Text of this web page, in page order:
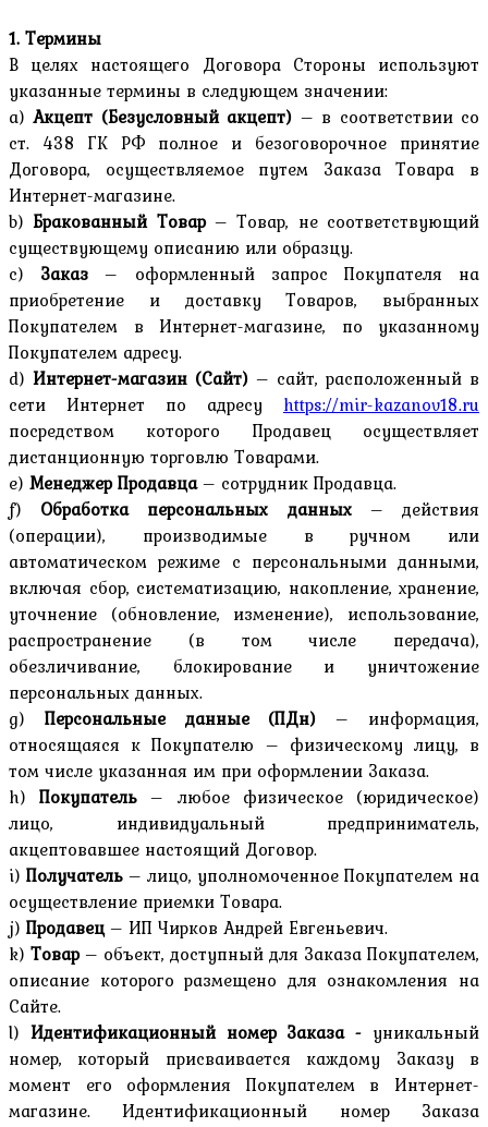
1. Термины
В целях настоящего Договора Стороны используют
указанные термины в следующем значении:
a)Акцепт (Безусловный акцепт) – в соответствии со
ст. 438 ГК РФ полное и безоговорочное принятие
Договора, осуществляемое путем Заказа Товара в
Интернет-магазине.
b)Бракованный Товар– Товар, не соответствующий
существующему описанию или образцу.
c) Заказ – оформленный запрос Покупателя на
приобретение и доставку Товаров, выбранных
Покупателем в Интернет-магазине, по указанному
Покупателем адресу.
d) Интернет-магазин (Сайт) – сайт, расположенный в
сети Интернет по адресу https://mir-kazanov18.ru
посредством которого Продавец осуществляет
дистанционную торговлю Товарами.
e) Менеджер Продавца– сотрудник Продавца.
f) Обработка персональных данных – действия
(операции), производимые в ручном или
автоматическом режиме с персональными данными,
включая сбор, систематизацию, накопление, хранение,
уточнение (обновление, изменение), использование,
распространение (в том числе передача),
обезличивание, блокирование и уничтожение
персональных данных.
g) Персональные данные (ПДн) – информация,
относящаяся к Покупателю – физическому лицу, в
том числе указанная им при оформлении Заказа.
h)Покупатель – любое физическое (юридическое)
лицо, индивидуальный предприниматель,
акцептовавшее настоящий Договор.
i) Получатель – лицо, уполномоченное Покупателем на
осуществление приемки Товара.
j) Продавец– ИП Чирков Андрей Евгеньевич.
k) Товар– объект, доступный для Заказа Покупателем,
описание которого размещено для ознакомления на
Сайте.
l) Идентификационный номер Заказа - уникальный
номер, который присваивается каждому Заказу в
момент его оформления Покупателем в Интернет-
магазине. Идентификационный номер Заказа